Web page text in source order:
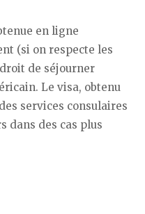
en ligne
(si on respecte les
de séjourner
Le visa, obtenu
services consulaires
dans des cas plus